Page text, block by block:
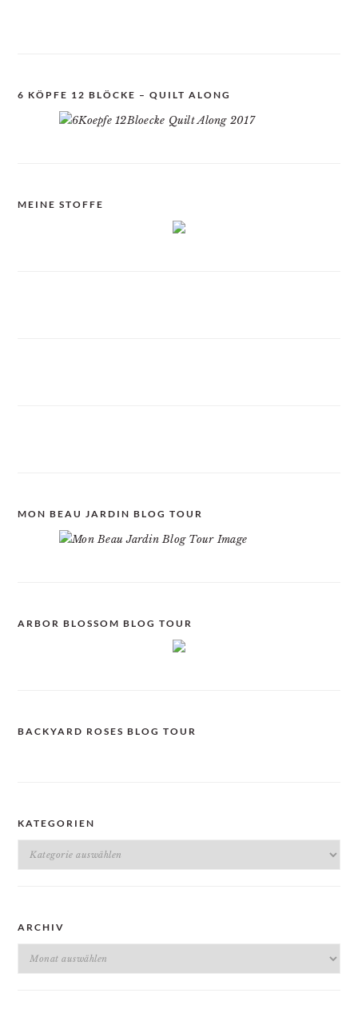
6 KÖPFE 12 BLÖCKE – QUILT ALONG
MEINE STOFFE
MON BEAU JARDIN BLOG TOUR
ARBOR BLOSSOM BLOG TOUR
BACKYARD ROSES BLOG TOUR
KATEGORIEN
Kategorien
ARCHIV
Archiv